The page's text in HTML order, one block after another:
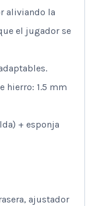
aliviando la
el jugador se
hierro: 1.5 mm
+ esponja
ajustador